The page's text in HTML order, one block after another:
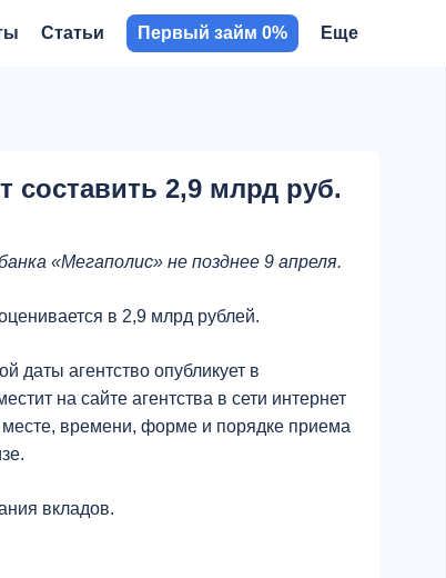
Статьи Первый займ 0% Еще
составить 2,9 млрд руб.
«Мегаполис» не позднее 9 апреля.
в 2,9 млрд рублей.
даты агентство опубликует в
на сайте агентства в сети интернет
времени, форме и порядке приема
вкладов.